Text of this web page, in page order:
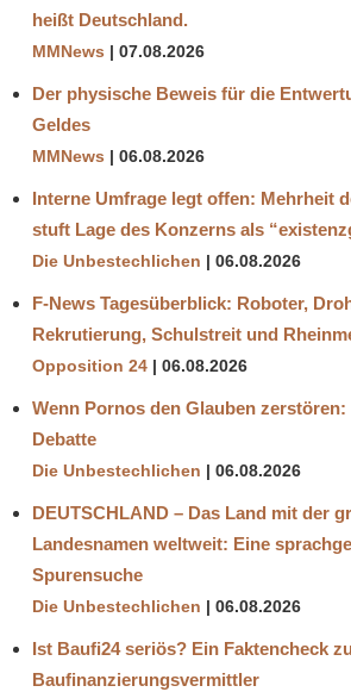
heißt Deutschland.
MMNews 07.08.2026
Der physische Beweis für die
Geldes
MMNews 06.08.2026
Interne Umfrage legt offen: Mehrheit
stuft Lage des Konzerns als
Die Unbestechlichen 06.08.2026
F-News Tagesüberblick: Roboter,
Rekrutierung, Schulstreit und
Opposition 24 06.08.2026
Wenn Pornos den Glauben zerstören:
Debatte
Die Unbestechlichen 06.08.2026
DEUTSCHLAND – Das Land mit der
Landesnamen weltweit: Eine
Spurensuche
Die Unbestechlichen 06.08.2026
Ist Baufi24 seriös? Ein Faktencheck
Baufinanzierungsvermittler